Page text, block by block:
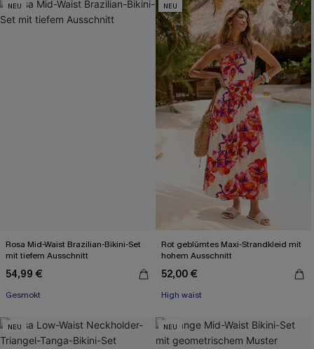
NEU
Rosa Mid-Waist Brazilian-Bikini-Set
mit tiefem Ausschnitt
54,99 €
Gesmokt
NEU
Rot geblümtes Maxi-Strandkleid mit
hohem Ausschnitt
52,00 €
High waist
NEU NEU